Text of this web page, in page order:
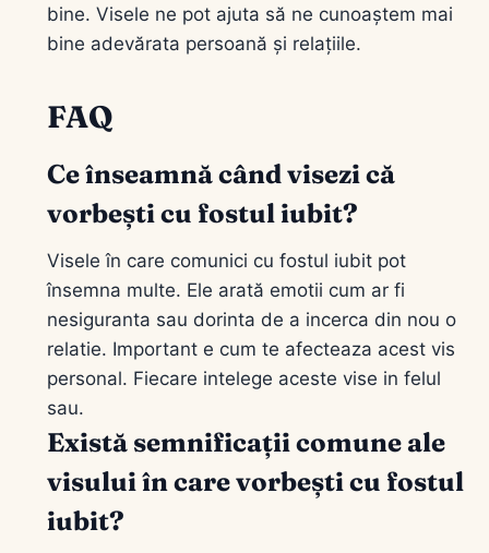
bine. Visele ne pot ajuta să ne cunoaștem mai
bine adevărata persoană și relațiile.
FAQ
Ce înseamnă când visezi că
vorbești cu fostul iubit?
Visele în care comunici cu fostul iubit pot
însemna multe. Ele arată emotii cum ar fi
nesiguranta sau dorinta de a incerca din nou o
relatie. Important e cum te afecteaza acest vis
personal. Fiecare intelege aceste vise in felul
sau.
Există semnificații comune ale
visului în care vorbești cu fostul
iubit?